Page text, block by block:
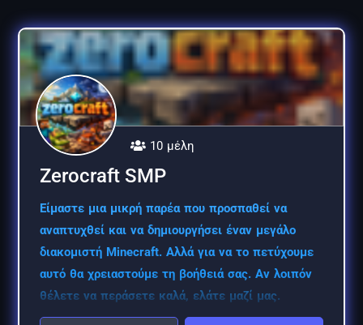
10 μέλη
Zerocraft SMP
Είμαστε μια μικρή παρέα που προσπαθεί να
αναπτυχθεί και να δημιουργήσει έναν μεγάλο
διακομιστή Minecraft. Αλλά για να το πετύχουμε
αυτό θα χρειαστούμε τη βοήθειά σας. Αν λοιπόν
θέλετε να περάσετε καλά, ελάτε μαζί μας.